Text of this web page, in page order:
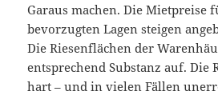
Garaus machen. Die Mietpreise
bevorzugten Lagen steigen
Die Riesenflächen der
entsprechend Substanz auf. Die
hart – und in vielen Fällen